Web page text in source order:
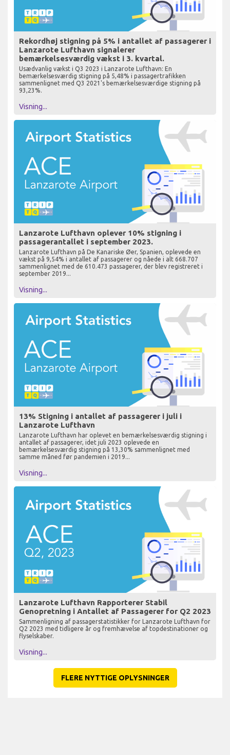
Rekordhøj stigning på 5% i antallet af passagerer i
Lanzarote Lufthavn signalerer
bemærkelsesværdig vækst i 3. kvartal.
Usædvanlig vækst i Q3 2023 i Lanzarote Lufthavn: En
bemærkelsesværdig stigning på 5,48% i passagertrafikken
sammenlignet med Q3 2021's bemærkelsesværdige stigning på
93,23%.
Visning...
Lanzarote Lufthavn oplever 10% stigning i
passagerantallet i september 2023.
Lanzarote Lufthavn på De Kanariske Øer, Spanien, oplevede en
vækst på 9,54% i antallet af passagerer og nåede i alt 668.707
sammenlignet med de 610.473 passagerer, der blev registreret i
september 2019...
Visning...
13% Stigning i antallet af passagerer i juli i
Lanzarote Lufthavn
Lanzarote Lufthavn har oplevet en bemærkelsesværdig stigning i
antallet af passagerer, idet juli 2023 oplevede en
bemærkelsesværdig stigning på 13,30% sammenlignet med
samme måned før pandemien i 2019...
Visning...
Lanzarote Lufthavn Rapporterer Stabil
Genopretning i Antallet af Passagerer for Q2 2023
Sammenligning af passagerstatistikker for Lanzarote Lufthavn for
Q2 2023 med tidligere år og fremhævelse af topdestinationer og
flyselskaber.
Visning...
FLERE NYTTIGE OPLYSNINGER